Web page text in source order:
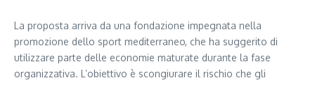
La proposta arriva da una fondazione impegnata nella
promozione dello sport mediterraneo, che ha suggerito di
utilizzare parte delle economie maturate durante la fase
organizzativa. L’obiettivo è scongiurare il rischio che gli